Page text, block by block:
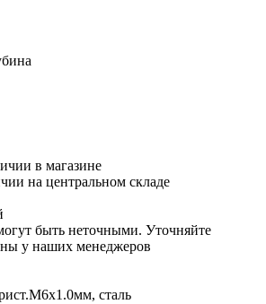
в магазине
на центральном складе
быть неточными. Уточняйте
у наших менеджеров
сталь